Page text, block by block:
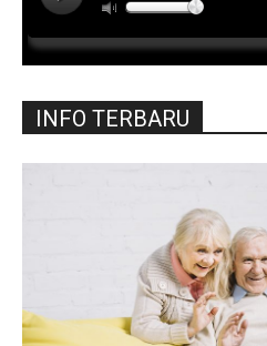
INFO TERBARU